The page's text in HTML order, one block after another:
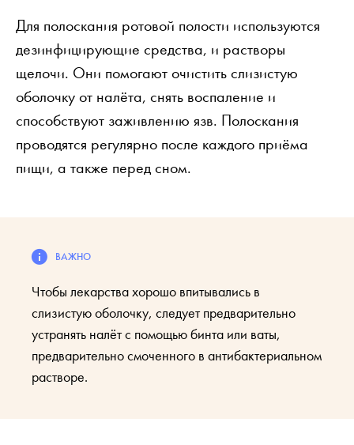
Для полоскания ротовой полости используются
дезинфицирующие средства, и растворы
щелочи. Они помогают очистить слизистую
оболочку от налёта, снять воспаление и
способствуют заживлению язв. Полоскания
проводятся регулярно после каждого приёма
пищи, а также перед сном.
Чтобы лекарства хорошо впитывались в
слизистую оболочку, следует предварительно
устранять налёт с помощью бинта или ваты,
предварительно смоченного в антибактериальном
растворе.